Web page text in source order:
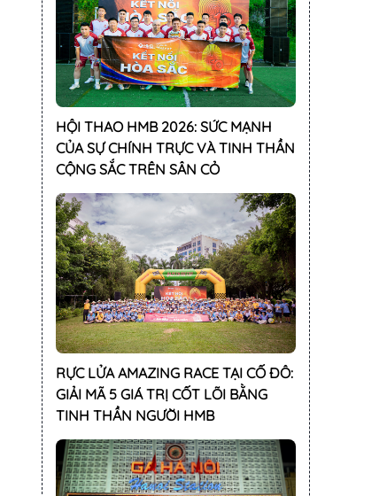
HỘI THAO HMB 2026: SỨC MẠNH
CỦA SỰ CHÍNH TRỰC VÀ TINH THẦN
CỘNG SẮC TRÊN SÂN CỎ
RỰC LỬA AMAZING RACE TẠI CỐ ĐÔ:
GIẢI MÃ 5 GIÁ TRỊ CỐT LÕI BẰNG
TINH THẦN NGƯỜI HMB